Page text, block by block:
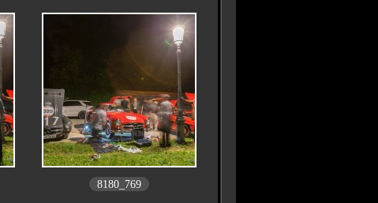
8180_769